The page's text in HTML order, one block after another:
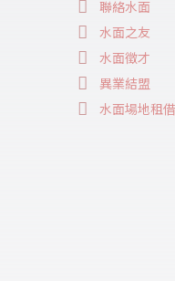
聯絡水面
水面之友
水面徵才
異業結盟
水面場地租借